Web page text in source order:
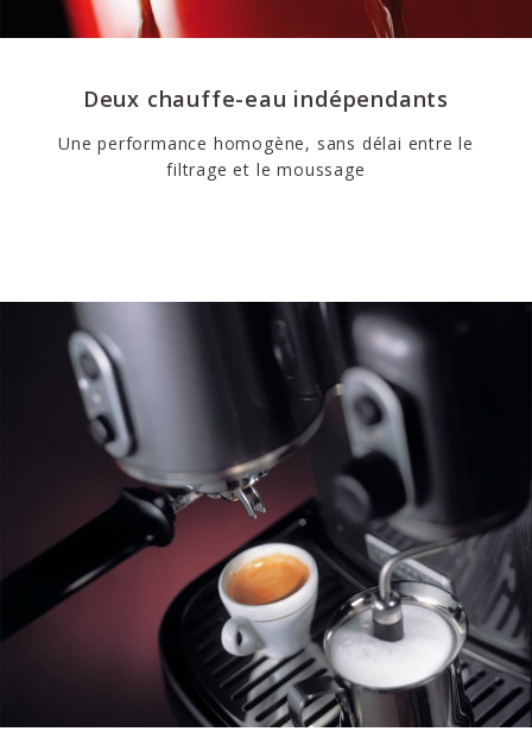
Deux chauffe-eau indépendants
Une performance homogène, sans délai entre le
filtrage et le moussage